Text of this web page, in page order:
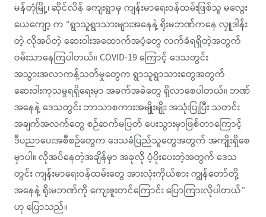
မန်တုံမြို့၊ ဆိုင်လိန် ကျေးရွာမှ ကျန်းမာရေးဝန်ထမ်းဖြစ်သူ မလွေး
ယေကျော့ က “ရွာသူရွာသားများအနေနဲ့ ရိုးမဘဏ်ကနေ လှူဒါန်း
တဲ့ လိုအပ်တဲ့ ဆေးဝါးအထောက်အပံ့တွေ လက်ခံရရှိတဲ့အတွက်
ဝမ်းသာနေကြပါတယ်။ COVID-19 ကြောင့် ဒေသတွင်း
အသွားအလာကန့်သတ်မှုတွေက ရွာသူရွာသားတွေအတွက်
ဆေးဝါးကုသမှုရရှိရေးမှာ အခက်အခဲတွေ ရှိလာစေပါတယ်။ ဘဏ်
အနေနဲ့ ဒေသတွင်း ဘာသာစကားအမျိုးမျိုး အသုံးပြုပြီး သတင်း
အချက်အလက်တွေ စဉ်ဆက်မပြတ် ပေးသွားမှာဖြစ်တာကြောင့်
ဒီပညာပေးအစီစဉ်တွေက ဒေသခံပြည်သူတွေအတွက် အကျိုးရှိစေ
မှာပါ။ လိုအပ်နေတဲ့အချိန်မှာ အခုလို ပံ့ပိုးပေးတဲ့အတွက် ဒေသ
တွင်း ကျန်းမာရေးဝန်ထမ်းတွေ အားလုံးကိုယ်စား ကျွန်တော်တို့
အနေနဲ့ ရိုးမဘဏ်ကို ကျေးဇူးတင်ကြောင်း ပြောကြားလိုပါတယ်”
ဟု‌ ပြောသည်။